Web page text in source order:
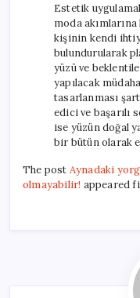
Estetik
moda
kişinin kendi
bulundurularak
yüzü ve
yapılacak
tasarlanması
edici ve başarılı
ise yüzün doğal
bir bütün olarak
The post Aynadaki
olmayabilir! appeared